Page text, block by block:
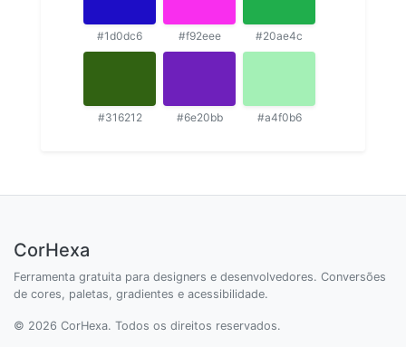
#1d0dc6 #f92eee #20ae4c
#316212 #6e20bb #a4f0b6
CorHexa
Ferramenta gratuita para designers e desenvolvedores. Conversões
de cores, paletas, gradientes e acessibilidade.
© 2026 CorHexa. Todos os direitos reservados.